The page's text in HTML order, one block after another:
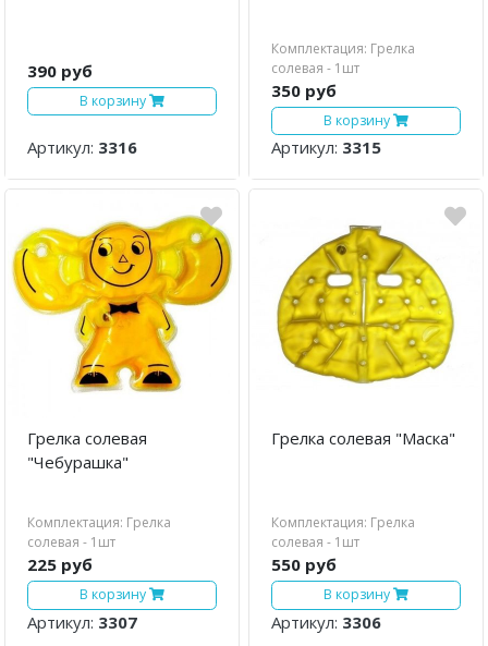
390 руб
В корзину
Артикул: 3316
Комплектация: Грелка
солевая - 1шт
350 руб
В корзину
Артикул: 3315
Грелка солевая
"Чебурашка"
Комплектация: Грелка
солевая - 1шт
225 руб
В корзину
Артикул: 3307
Грелка солевая "Маска"
Комплектация: Грелка
солевая - 1шт
550 руб
В корзину
Артикул: 3306